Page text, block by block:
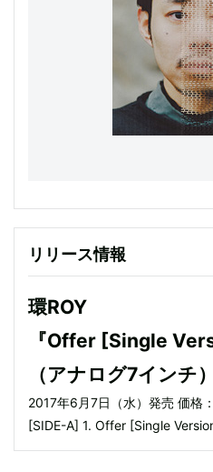
リリース情報
環ROY
『Offer [Single
（アナログ7インチ）
2017年6月7日（水）発売 価格
[SIDE-A] 1. Offer [Single